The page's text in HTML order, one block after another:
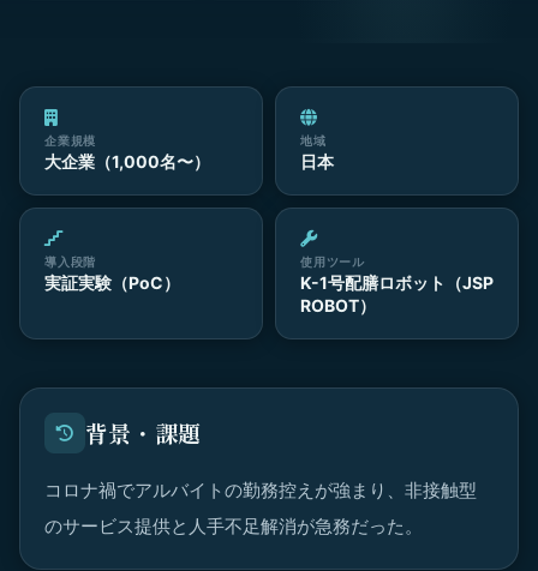
企業規模
大企業（1,000名〜）
地域
日本
導入段階
実証実験（PoC）
使用ツール
K-1号配膳ロボット（JSP
ROBOT）
背景・課題
コロナ禍でアルバイトの勤務控えが強まり、非接触型
のサービス提供と人手不足解消が急務だった。